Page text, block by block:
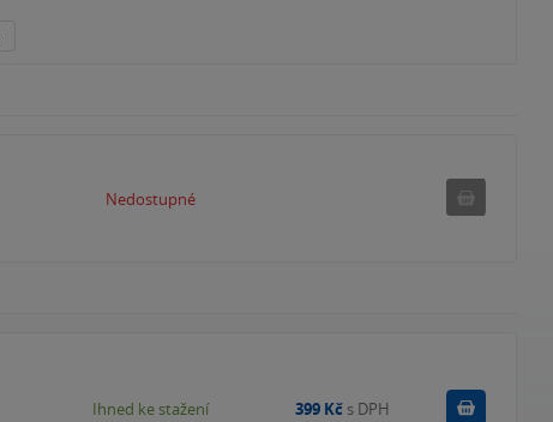
Nedostupné Nedostupné
Ihned ke stažení 399 Kč s DPH Koupit